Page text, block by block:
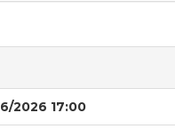
2026 17:00